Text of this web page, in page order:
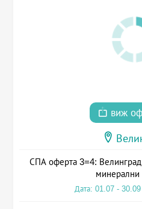
виж
СПА оферта 3=4:
минерални
Дата: 01.07 -